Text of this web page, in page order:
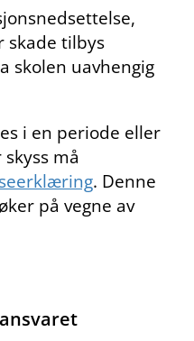
skade tilbys
skolen uavhengig
i en periode eller
må
. Denne
på vegne av